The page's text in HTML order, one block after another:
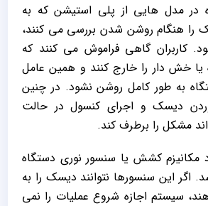
در مدل‌ هایی از پلی استیشن که به
را هنگام روشن شدن بررسی می‌ کنند،
کاربران گاهی فراموش می‌ کنند که
خش‌ دار را خارج کنند و همین عامل
به ‌طور کامل روشن نشود. در چنین
دیسک و اجرای کنسول در حالت
مکانیزم کشش یا سنسور نوری دستگاه
اگر این سنسورها نتوانند دیسک را به
سیستم اجازه شروع عملیات را نمی‌